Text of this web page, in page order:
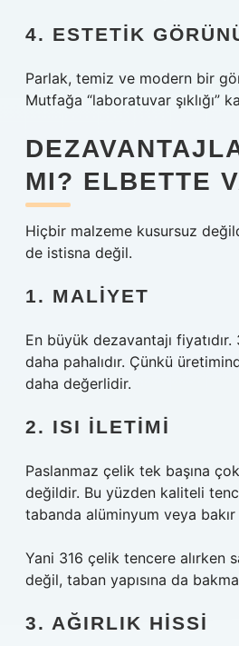
4. ESTETIK
Parlak, temiz ve modern bir
Mutfağa “laboratuvar şıklığı”
MI? ELBETTE
Hiçbir malzeme kusursuz
de istisna değil.
1. MALIYET
En büyük dezavantajı
daha pahalıdır. Çünkü
daha değerlidir.
2. ISI ILETIMI
Paslanmaz çelik tek başına
değildir. Bu yüzden kaliteli
tabanda alüminyum veya
Yani 316 çelik tencere alırken
değil, taban yapısına da
3. AĞIRLIK HISSI